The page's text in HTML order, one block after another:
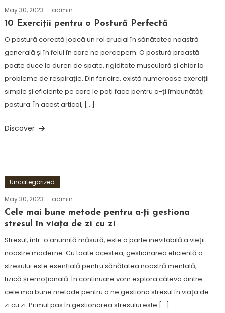
May 30, 2023
admin
10 Exerciții pentru o Postură Perfectă
O postură corectă joacă un rol crucial în sănătatea noastră
generală și în felul în care ne percepem. O postură proastă
poate duce la dureri de spate, rigiditate musculară și chiar la
probleme de respirație. Din fericire, există numeroase exerciții
simple și eficiente pe care le poți face pentru a-ți îmbunătăți
postura. În acest articol, […]
Discover
Uncategorized
May 30, 2023
admin
Cele mai bune metode pentru a-ți gestiona
stresul în viața de zi cu zi
Stresul, într-o anumită măsură, este o parte inevitabilă a vieții
noastre moderne. Cu toate acestea, gestionarea eficientă a
stresului este esențială pentru sănătatea noastră mentală,
fizică și emoțională. În continuare vom explora câteva dintre
cele mai bune metode pentru a ne gestiona stresul în viața de
zi cu zi. Primul pas în gestionarea stresului este […]